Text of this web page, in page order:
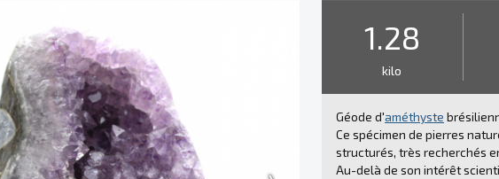
1.28
kilo
Géode d'améthyste
Ce spécimen de pierres
structurés, très recherchés
Au-delà de son intérêt